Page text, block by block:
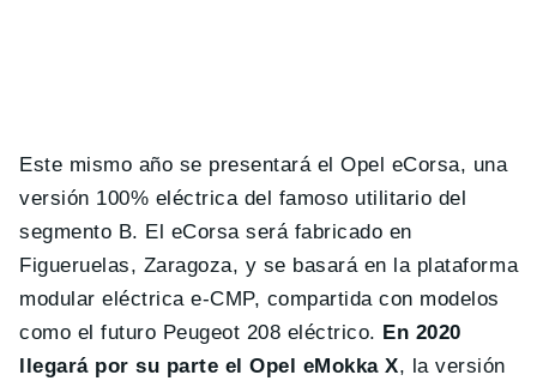
Este mismo año se presentará el Opel eCorsa, una
versión 100% eléctrica del famoso utilitario del
segmento B. El eCorsa será fabricado en
Figueruelas, Zaragoza, y se basará en la plataforma
modular eléctrica e-CMP, compartida con modelos
como el futuro Peugeot 208 eléctrico. En 2020
llegará por su parte el Opel eMokka X, la versión